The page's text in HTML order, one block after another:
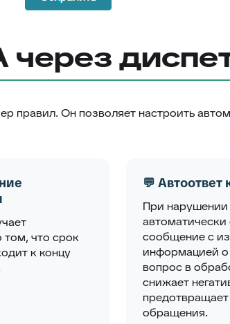
Он позволяет настроить
том, что срок
к концу
💬 Автоответ
При нарушении
автоматически
сообщение с
информацией о
вопрос в
снижает
обращения.